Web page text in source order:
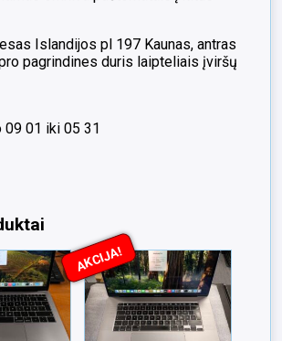
Islandijos pl 197 Kaunas, antras
pagrindines duris laipteliais įviršų
09 01 iki 05 31
AKCIJA!